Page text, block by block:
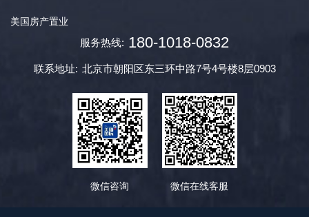
美国房产置业
服务热线: 180-1018-0832
联系地址: 北京市朝阳区东三环中路7号4号楼8层0903
微信咨询 微信在线客服